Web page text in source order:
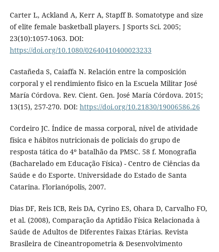
Carter L, Ackland A, Kerr A, Stapff B. Somatotype and size
of elite female basketball players. J Sports Sci. 2005;
23(10):1057-1063. DOI:
https://doi.org/10.1080/02640410400023233
Castañeda S, Caiaffa N. Relación entre la composición
corporal y el rendimiento físico en la Escuela Militar José
María Córdova. Rev. Cient. Gen. José María Córdova. 2015;
13(15), 257-270. DOI: https://doi.org/10.21830/19006586.26
Cordeiro JC. Índice de massa corporal, nível de atividade
física e hábitos nutricionais de policiais do grupo de
resposta tática do 4º batalhão da PMSC. 58 f. Monografia
(Bacharelado em Educação Física) - Centro de Ciências da
Saúde e do Esporte. Universidade do Estado de Santa
Catarina. Florianópolis, 2007.
Dias DF, Reis ICB, Reis DA, Cyrino ES, Ohara D, Carvalho FO,
et al. (2008), Comparação da Aptidão Física Relacionada à
Saúde de Adultos de Diferentes Faixas Etárias. Revista
Brasileira de Cineantropometria & Desenvolvimento